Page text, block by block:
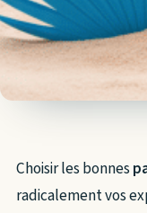
Choisir les bonnes
radicalement vos